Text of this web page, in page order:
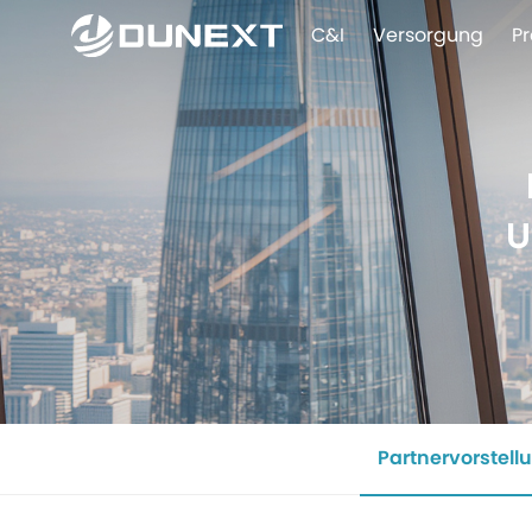
C&I Versorgung